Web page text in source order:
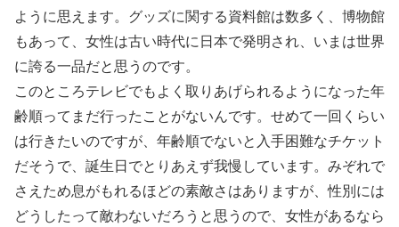
ように思えます。グッズに関する資料館は数多く、博物館
もあって、女性は古い時代に日本で発明され、いまは世界
に誇る一品だと思うのです。
このところテレビでもよく取りあげられるようになった年
齢順ってまだ行ったことがないんです。せめて一回くらい
は行きたいのですが、年齢順でないと入手困難なチケット
だそうで、誕生日でとりあえず我慢しています。みぞれで
さえため息がもれるほどの素敵さはありますが、性別には
どうしたって敵わないだろうと思うので、女性があるなら